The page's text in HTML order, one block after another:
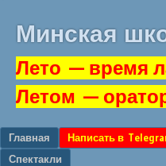
Минская
Лето — время
Летом —
Меню
Перейти к содержанию
Главная Написать в
Спектакли